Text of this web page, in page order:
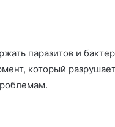
паразитов и
который